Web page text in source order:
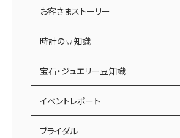
お客さまストーリー
時計の豆知識
宝石・ジュエリー豆知識
イベントレポート
ブライダル